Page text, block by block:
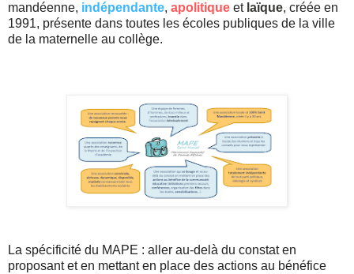
mandéenne, indépendante, apolitique et laïque, créée en
1991, présente dans toutes les écoles publiques de la ville
de la maternelle au collège.
La spécificité du MAPE : aller au-delà du constat en
proposant et en mettant en place des actions au bénéfice